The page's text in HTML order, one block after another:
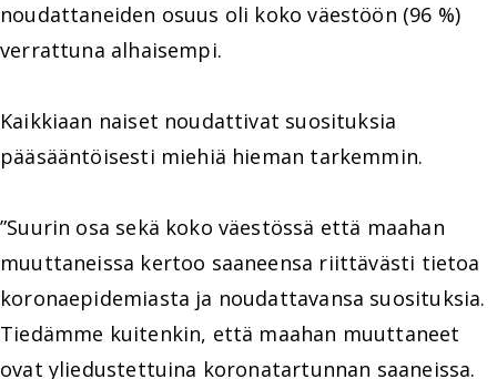
noudattaneiden osuus oli koko väestöön (96 %)
verrattuna alhaisempi.
Kaikkiaan naiset noudattivat suosituksia
pääsääntöisesti miehiä hieman tarkemmin.
”Suurin osa sekä koko väestössä että maahan
muuttaneissa kertoo saaneensa riittävästi tietoa
koronaepidemiasta ja noudattavansa suosituksia.
Tiedämme kuitenkin, että maahan muuttaneet
ovat yliedustettuina koronatartunnan saaneissa.